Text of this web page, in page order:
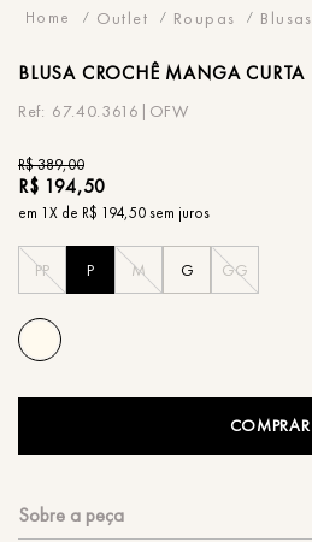
Outlet Roupas Blusas
BLUSA CROCHÊ MANGA CURTA
67.40.3616|OFW
R$389,00
R$ 194,50
em 1X de R$ 194,50sem juros
PP P M G GG
COMPRAR